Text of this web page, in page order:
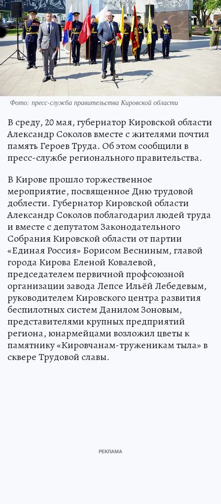
Фото: пресс-служба правительства Кировской области
В среду, 20 мая, губернатор Кировской области
Александр Соколов вместе с жителями почтил
память Героев Труда. Об этом сообщили в
пресс-службе регионального правительства.
В Кирове прошло торжественное
мероприятие, посвященное Дню трудовой
доблести. Губернатор Кировской области
Александр Соколов поблагодарил людей труда
и вместе с депутатом Законодательного
Собрания Кировской области от партии
«Единая Россия» Борисом Весниным, главой
города Кирова Еленой Ковалевой,
председателем первичной профсоюзной
организации завода Лепсе Ильёй Лебедевым,
руководителем Кировского центра развития
беспилотных систем Данилом Зоновым,
представителями крупных предприятий
региона, юнармейцами возложил цветы к
памятнику «Кировчанам-труженикам тыла» в
сквере Трудовой славы.